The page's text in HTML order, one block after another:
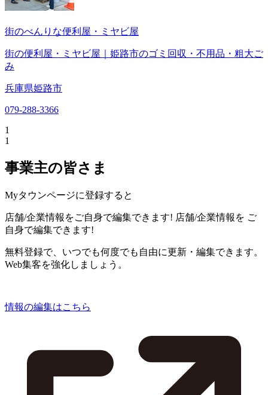
街のべんりな便利屋・ミヤビ屋
街の便利屋・ミヤビ屋｜姫路市のゴミ回収・不用品・粗大ご
み
兵庫県姫路市
079-288-3366
1
1
事業主の皆さま
Myタウンページに登録すると
店舗/企業情報をご自身で編集できます! 店舗/企業情報を ご
自身で編集できます!
無料登録で、いつでも何度でも自由に更新・編集できます。
Web集客を強化しましょう。
情報の編集はこちら